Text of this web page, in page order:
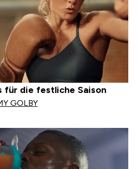
für die festliche Saison
GOLBY